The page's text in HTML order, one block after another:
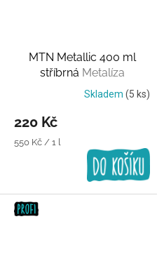
MTN Metallic 400 ml
stříbrná Metalíza
Skladem (5 ks)
220 Kč
Měrná
550 Kč / 1 l